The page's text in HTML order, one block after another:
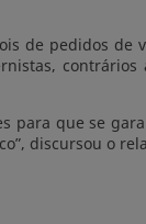
de pedidos
para que se
discursou o